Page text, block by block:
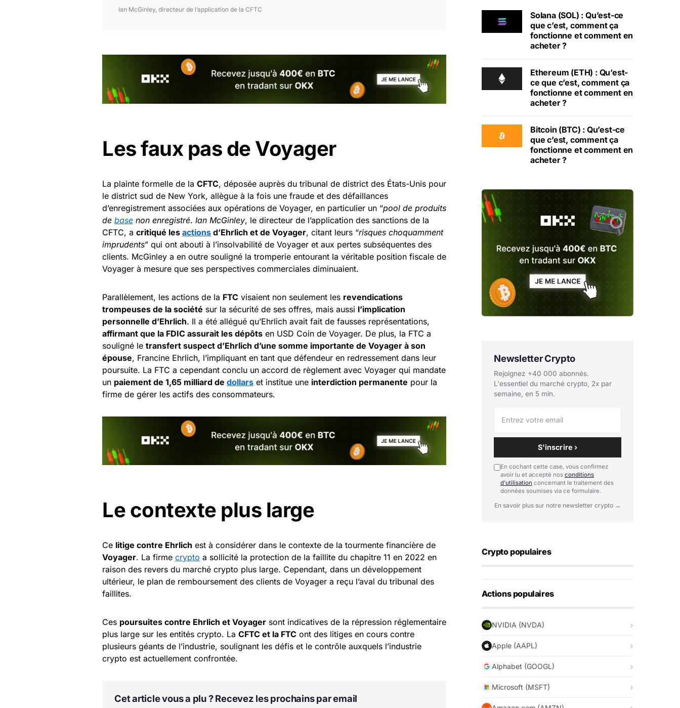
Ian McGinley, directeur de l’application de la CFTC
Les faux pas de Voyager
La plainte formelle de la CFTC, déposée auprès du tribunal de district des États-Unis pour
le district sud de New York, allègue à la fois une fraude et des défaillances
d’enregistrement associées aux opérations de Voyager, en particulier un “pool de produits
de base non enregistré. Ian McGinley, le directeur de l’application des sanctions de la
CFTC, a critiqué les actions d’Ehrlich et de Voyager, citant leurs “risques choquamment
imprudents” qui ont abouti à l’insolvabilité de Voyager et aux pertes subséquentes des
clients. McGinley a en outre souligné la tromperie entourant la véritable position fiscale de
Voyager à mesure que ses perspectives commerciales diminuaient.
Parallèlement, les actions de la FTC visaient non seulement les revendications
trompeuses de la société sur la sécurité de ses offres, mais aussi l’implication
personnelle d’Ehrlich. Il a été allégué qu’Ehrlich avait fait de fausses représentations,
affirmant que la FDIC assurait les dépôts en USD Coin de Voyager. De plus, la FTC a
souligné le transfert suspect d’Ehrlich d’une somme importante de Voyager à son
épouse, Francine Ehrlich, l’impliquant en tant que défendeur en redressement dans leur
poursuite. La FTC a cependant conclu un accord de règlement avec Voyager qui mandate
un paiement de 1,65 milliard de dollars et institue une interdiction permanente pour la
firme de gérer les actifs des consommateurs.
Le contexte plus large
Ce litige contre Ehrlich est à considérer dans le contexte de la tourmente financière de
Voyager. La firme crypto a sollicité la protection de la faillite du chapitre 11 en 2022 en
raison des revers du marché crypto plus large. Cependant, dans un développement
ultérieur, le plan de remboursement des clients de Voyager a reçu l’aval du tribunal des
faillites.
Ces poursuites contre Ehrlich et Voyager sont indicatives de la répression réglementaire
plus large sur les entités crypto. La CFTC et la FTC ont des litiges en cours contre
plusieurs géants de l’industrie, soulignant les défis et le contrôle auxquels l’industrie
crypto est actuellement confrontée.
Cet article vous a plu ? Recevez les prochains par email
Solana (SOL) : Qu’est-ce
que c’est, comment ça
fonctionne et comment en
acheter ?
Ethereum (ETH) : Qu’est-
ce que c’est, comment ça
fonctionne et comment en
acheter ?
Bitcoin (BTC) : Qu’est-ce
que c’est, comment ça
fonctionne et comment en
acheter ?
Newsletter Crypto
Rejoignez +40 000 abonnés.
L'essentiel du marché crypto, 2x par
semaine, en 5 min.
S'inscrire ›
En cochant cette case, vous confirmez
avoir lu et accepté nos conditions
d'utilisation concernant le traitement des
données soumises via ce formulaire.
En savoir plus sur notre newsletter crypto →
Crypto populaires
Actions populaires
NVIDIA (NVDA)
Apple (AAPL)
Alphabet (GOOGL)
Microsoft (MSFT)